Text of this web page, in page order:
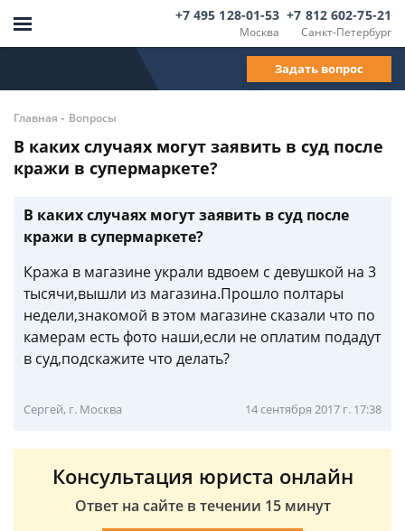
Москва
+7 495 128-01-53
Санкт-Петербург
+7 812 602-75-21
Задать вопрос
Главная - Вопросы
В каких случаях могут заявить в суд после
кражи в супермаркете?
В каких случаях могут заявить в суд после
кражи в супермаркете?
Кража в магазине украли вдвоем с девушкой на 3
тысячи,вышли из магазина.Прошло полтары
недели,знакомой в этом магазине сказали что по
камерам есть фото наши,если не оплатим подадут
в суд,подскажите что делать?
Сергей, г. Москва 14 сентября 2017 г. 17:38
Консультация юриста онлайн
Ответ на сайте в течении 15 минут